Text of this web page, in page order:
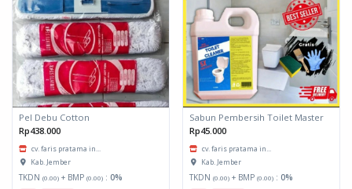
Pel Debu Cotton
Rp438.000
cv. faris pratama in...
Kab. Jember
TKDN (0.00) + BMP (0.00) : 0%
Sabun Pembersih Toilet Master
Rp45.000
cv. faris pratama in...
Kab. Jember
TKDN (0.00) + BMP (0.00) : 0%